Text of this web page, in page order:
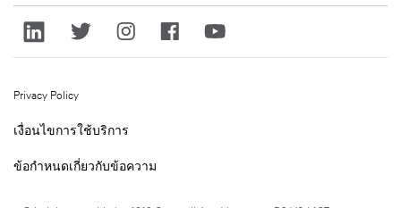
ความยั่งยืนและผลลัพธ์ทางสังคม
lululemon.com
ลงชื่อเข้าใช้
Privacy Policy
เงื่อนไขการใช้บริการ
ข้อกำหนดเกี่ยวกับข้อความ